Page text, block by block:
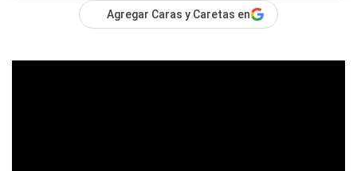
Agregar Caras y Caretas en